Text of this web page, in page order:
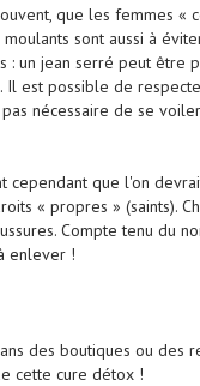
que les femmes «
sont aussi à
: un jean serré peut être
Il est possible de
nécessaire de se
cependant que l'on
« propres » (saints).
Compte tenu du
enlever !
des boutiques ou des
cette cure détox !